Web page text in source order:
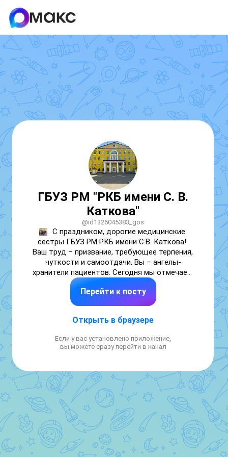
ГБУЗ РМ "РКБ имени С. В.
Каткова"
@id1326045383_gos
С праздником, дорогие медицинские
сестры ГБУЗ РМ РКБ имени С.В. Каткова!
Ваш труд – призвание, требующее терпения,
чуткости и самоотдачи. Вы – ангелы-
хранители пациентов. Сегодня мы отмечаем
ваш вклад и профессионализм. Лучшие из
лучших награждены грамотами от
Мордовской ассоциации медицинских
достижения, преданность и
работу, добрые сердца и золотые руки!
#ДеньМедицинскойСестры
#РКБИмениКаткова
Перейти к посту
Открыть в браузере
Если у вас установлено приложение,
вы можете сразу перейти в канал